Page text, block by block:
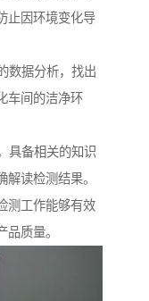
止因环境变化导
数据分析，找出
车间的洁净环
具备相关的知识
读检测结果。
测工作能够有效
质量。